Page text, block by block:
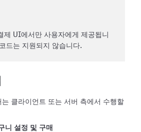
제 UI에서만 사용자에게 제공됩니
드는 지원되지 않습니다.
클라이언트 또는 서버 측에서 수행할
니 설정 및 구매